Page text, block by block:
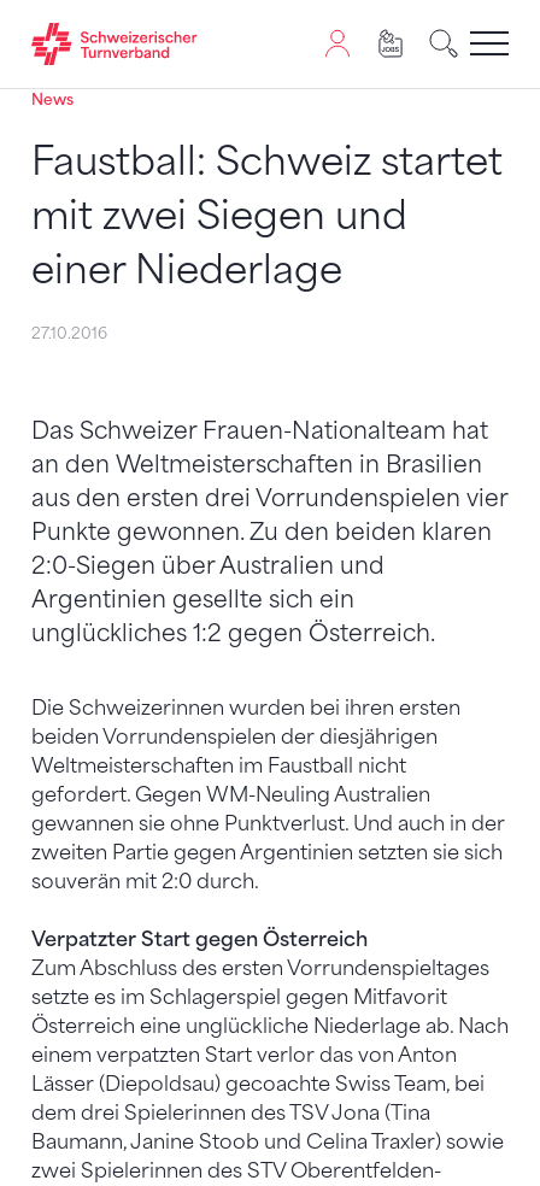
Zum Inhalt springen
Zur Sitemap navigieren
Zum Navigieren dieser Seite wird JavaScript benötigt.
News
Faustball: Schweiz startet
mit zwei Siegen und
einer Niederlage
27.10.2016
Das Schweizer Frauen-Nationalteam hat
an den Weltmeisterschaften in Brasilien
aus den ersten drei Vorrundenspielen vier
Punkte gewonnen. Zu den beiden klaren
2:0-Siegen über Australien und
Argentinien gesellte sich ein
unglückliches 1:2 gegen Österreich.
Die Schweizerinnen wurden bei ihren ersten
beiden Vorrundenspielen der diesjährigen
Weltmeisterschaften im Faustball nicht
gefordert. Gegen WM-Neuling Australien
gewannen sie ohne Punktverlust. Und auch in der
zweiten Partie gegen Argentinien setzten sie sich
souverän mit 2:0 durch.
Verpatzter Start gegen Österreich
Zum Abschluss des ersten Vorrundenspieltages
setzte es im Schlagerspiel gegen Mitfavorit
Österreich eine unglückliche Niederlage ab. Nach
einem verpatzten Start verlor das von Anton
Lässer (Diepoldsau) gecoachte Swiss Team, bei
dem drei Spielerinnen des TSV Jona (Tina
Baumann, Janine Stoob und Celina Traxler) sowie
zwei Spielerinnen des STV Oberentfelden-